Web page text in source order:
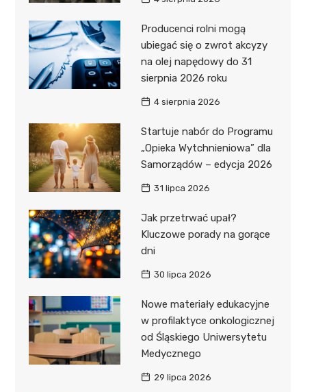
Producenci rolni mogą
ubiegać się o zwrot akcyzy
na olej napędowy do 31
sierpnia 2026 roku
4 sierpnia 2026
Startuje nabór do Programu
„Opieka Wytchnieniowa” dla
Samorządów – edycja 2026
31 lipca 2026
Jak przetrwać upał?
Kluczowe porady na gorące
dni
30 lipca 2026
Nowe materiały edukacyjne
w profilaktyce onkologicznej
od Śląskiego Uniwersytetu
Medycznego
29 lipca 2026